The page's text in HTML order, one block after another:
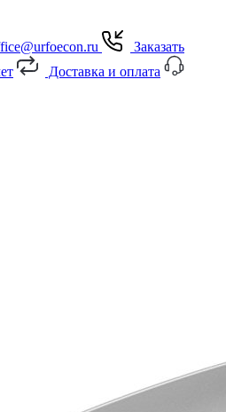
Заказать
Доставка и оплата